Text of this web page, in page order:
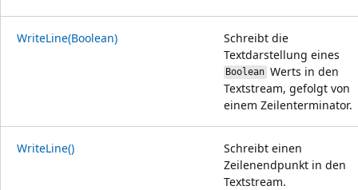
WriteLine(Boolean)
Schreibt die
Textdarstellung eines
Boolean Werts in den
Textstream, gefolgt von
einem Zeilenterminator.
WriteLine()
Schreibt einen
Zeilenendpunkt in den
Textstream.